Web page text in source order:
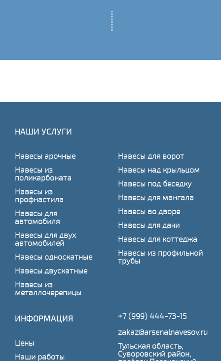
НАШИ УСЛУГИ
Навесы арочные
Навесы из
поликарбоната
Навесы из
профнастила
Навесы для
автомобиля
Навесы для двух
автомобилей
Навесы односкатные
Навесы двускатные
Навесы из
металлочерепицы
Навесы для ворот
Навесы над крыльцом
Навесы под беседку
Навесы для мангала
Навесы во дворе
Навесы для дачи
Навесы для коттеджа
Навесы из профильной
трубы
ИНФОРМАЦИЯ
Цены
Наши работы
+7 (999) 444-73-15
zakaz@arsenalnavesov.ru
Тульская область,
Суворовский район,